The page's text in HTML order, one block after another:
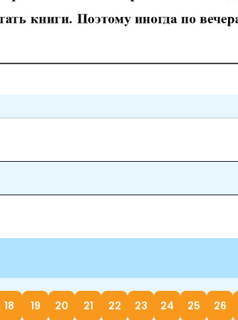
18 19 20 21 22 23 24 25 26